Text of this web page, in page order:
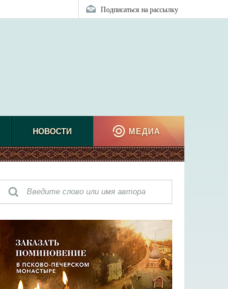
Подписаться на рассылку
НОВОСТИ МЕДИА